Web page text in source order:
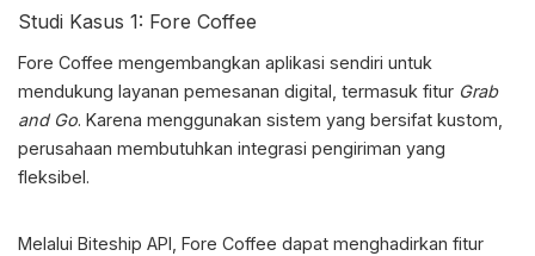
Studi Kasus 1: Fore Coffee
Fore Coffee mengembangkan aplikasi sendiri untuk
mendukung layanan pemesanan digital, termasuk fitur Grab
and Go. Karena menggunakan sistem yang bersifat kustom,
perusahaan membutuhkan integrasi pengiriman yang
fleksibel.
Melalui Biteship API, Fore Coffee dapat menghadirkan fitur